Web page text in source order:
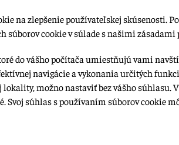
vyhradené.
na zlepšenie používateľskej skúsenosti.
súborov cookie v súlade s našimi zásadami
do vášho počítača umiestňujú vami
navigácie a vykonania určitých
lokality, možno nastaviť bez vášho súhlasu.
Svoj súhlas s používaním súborov cookie